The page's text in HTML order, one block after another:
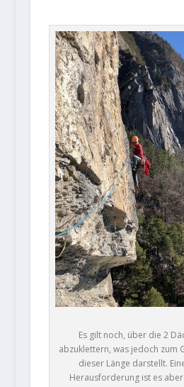
Es gilt noch, über die 2
abzuklettern, was jedoch zum
dieser Länge darstellt.
Herausforderung ist es aber